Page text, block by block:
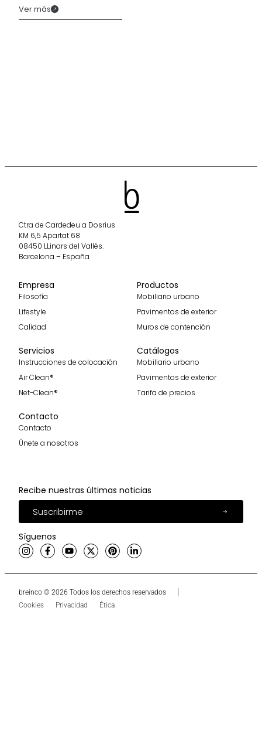
Ver más
Ctra de Cardedeu a Dosrius
KM 6,5 Apartat 68
08450 LLinars del Vallès.
Barcelona – España
Empresa
Filosofía
Lifestyle
Calidad
Productos
Mobiliario urbano
Pavimentos de exterior
Muros de contención
Servicios
Instrucciones de colocación
Air Clean®
Net-Clean®
Catálogos
Mobiliario urbano
Pavimentos de exterior
Tarifa de precios
Contacto
Contacto
Únete a nosotros
Recibe nuestras últimas noticias
Suscribirme
Síguenos
breinco © 2026 Todos los derechos reservados
Cookies
Privacidad Ética